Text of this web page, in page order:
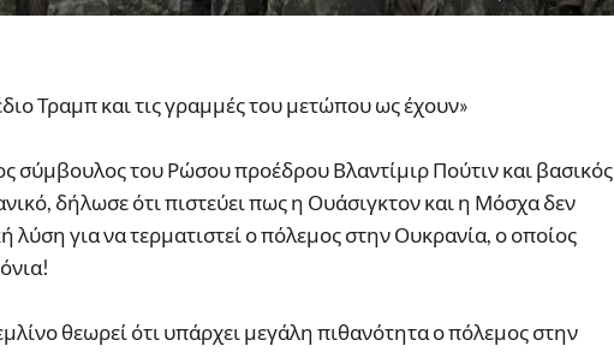
Τραμπ και τις γραμμές του μετώπου ως έχουν»
σύμβουλος του Ρώσου προέδρου Βλαντίμιρ Πούτιν και βασικός
δήλωσε ότι πιστεύει πως η Ουάσιγκτον και η Μόσχα δεν
για να τερματιστεί ο πόλεμος στην Ουκρανία, ο οποίος
θεωρεί ότι υπάρχει μεγάλη πιθανότητα ο πόλεμος στην